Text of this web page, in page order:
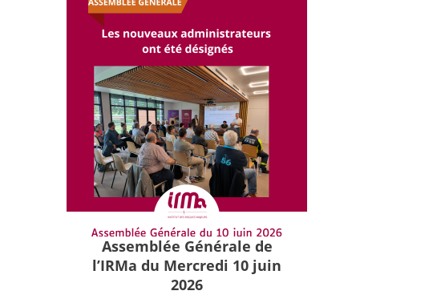
Assemblée Générale de
l’IRMa du Mercredi 10 juin
2026